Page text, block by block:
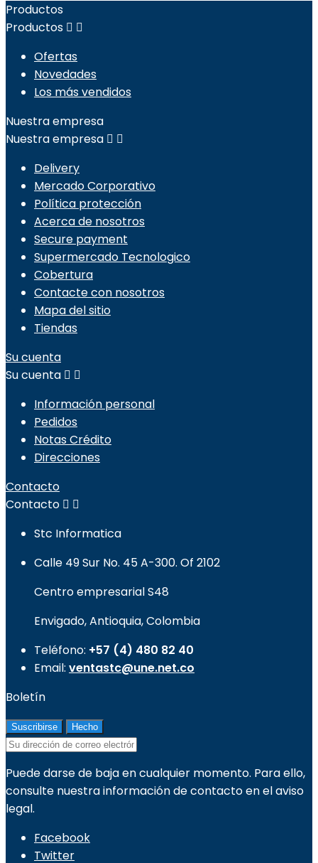
Productos
Productos  
Ofertas
Novedades
Los más vendidos
Nuestra empresa
Nuestra empresa  
Delivery
Mercado Corporativo
Política protección
Acerca de nosotros
Secure payment
Supermercado Tecnologico
Cobertura
Contacte con nosotros
Mapa del sitio
Tiendas
Su cuenta
Su cuenta  
Información personal
Pedidos
Notas Crédito
Direcciones
Contacto
Contacto  
Stc Informatica
Calle 49 Sur No. 45 A-300. Of 2102
Centro empresarial S48
Envigado, Antioquia, Colombia
Teléfono: +57 (4) 480 82 40
Email: ventastc@une.net.co
Boletín
Puede darse de baja en cualquier momento. Para ello,
consulte nuestra información de contacto en el aviso
legal.
Facebook
Twitter